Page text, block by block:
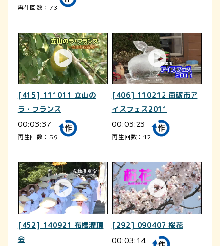
再生回数：73
[415] 111011 立山の
ラ・フランス
00:03:37
再生回数：59
[406] 110212 南砺市ア
イスフェス2011
00:03:23
再生回数：12
[452] 140921 布橋灌頂
会
[292] 090407 桜花
00:03:14